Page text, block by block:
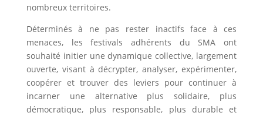
nombreux territoires.
Déterminés à ne pas rester inactifs face à ces
menaces, les festivals adhérents du SMA ont
souhaité initier une dynamique collective, largement
ouverte, visant à décrypter, analyser, expérimenter,
coopérer et trouver des leviers pour continuer à
incarner une alternative plus solidaire, plus
démocratique, plus responsable, plus durable et